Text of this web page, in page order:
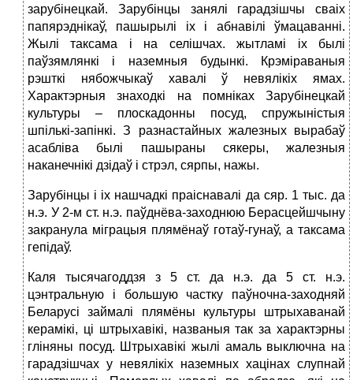
зарубінецкай. Зарубінцы занялі гарадзішчы сваіх
папярэднікаў, пашырылі іх і абнавілі ўмацаванні.
Жылі таксама і на селішчах. жытламі іх былі
паўзямлянкі і наземныя будынкі. Крэміраваныя
рэшткі нябожчыкаў хавалі ў невялікіх ямах.
Характэрныя знаходкі на помніках Зарубінецкай
культуры – плоскадонны посуд, спружыністыя
шпількі-запінкі. З разнастайных жалезных вырабаў
асабліва былі пашыраны сякеры, жалезныя
наканечнікі дзідаў і стрэл, сярпы, нажы.
Зарубінцы і іх нашчадкі праіснавалі да сяр. 1 тыс. да
н.э. У 2-м ст. н.э. паўднёва-заходнюю Берасцейшчыну
закранула міграцыя плямёнаў готаў-гунаў, а таксама
гепідаў.
Каля тысячагоддзя з 5 ст. да н.э. да 5 ст. н.э.
цэнтральную і большую частку паўночна-заходняй
Беларусі займалі плямёны культуры штрыхаванай
керамікі, ці штрыхавікі, названыя так за характэрны
гліняны посуд. Штрыхавікі жылі амаль выключна на
гарадзішчах у невялікіх наземных хацінах слупнай